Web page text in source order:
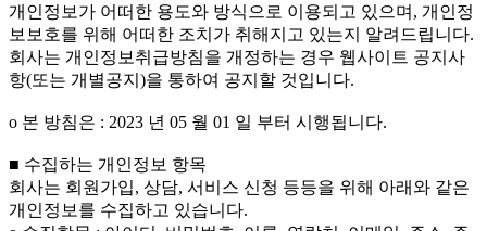
개인정보가 어떠한 용도와 방식으로 이용되고 있으며, 개인정
보보호를 위해 어떠한 조치가 취해지고 있는지 알려드립니다.
회사는 개인정보취급방침을 개정하는 경우 웹사이트 공지사
항(또는 개별공지)을 통하여 공지할 것입니다.
ο 본 방침은 : 2023 년 05 월 01 일 부터 시행됩니다.
■ 수집하는 개인정보 항목
회사는 회원가입, 상담, 서비스 신청 등등을 위해 아래와 같은
개인정보를 수집하고 있습니다.